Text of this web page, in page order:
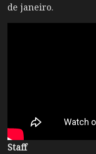
de janeiro.
Staff